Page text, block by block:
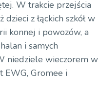
W trakcie przejścia
dzieci z łąckich szkół w
konnej i powozów, a
i samych
niedziele wieczorem w
EWG, Gromee i